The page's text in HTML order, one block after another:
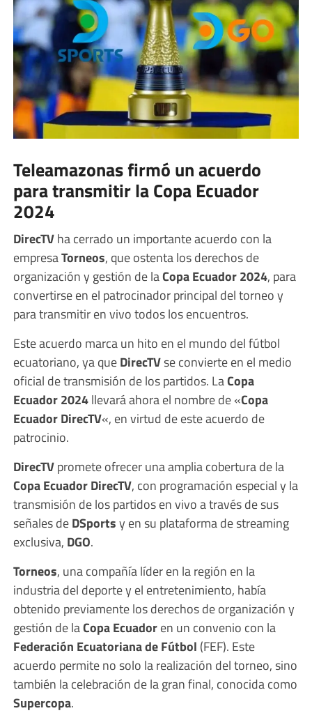
Teleamazonas firmó un acuerdo
para transmitir la Copa Ecuador
2024
DirecTVha cerrado un importante acuerdo con la
empresaTorneos, que ostenta los derechos de
organización y gestión de laCopa Ecuador 2024, para
convertirse en el patrocinador principal del torneo y
para transmitir en vivo todos los encuentros.
Este acuerdo marca un hito en el mundo del fútbol
ecuatoriano, ya queDirecTVse convierte en el medio
oficial de transmisión de los partidos. LaCopa
Ecuador 2024llevará ahora el nombre de «Copa
Ecuador DirecTV«, en virtud de este acuerdo de
patrocinio.
DirecTVpromete ofrecer una amplia cobertura de la
Copa Ecuador DirecTV, con programación especial y la
transmisión de los partidos en vivo a través de sus
señales deDSportsy en su plataforma de streaming
exclusiva, DGO.
Torneos, una compañía líder en la región en la
industria del deporte y el entretenimiento, había
obtenido previamente los derechos de organización y
gestión de laCopa Ecuadoren un convenio con la
Federación Ecuatoriana de Fútbol (FEF). Este
acuerdo permite no solo la realización del torneo, sino
también la celebración de la gran final, conocida como
Supercopa.